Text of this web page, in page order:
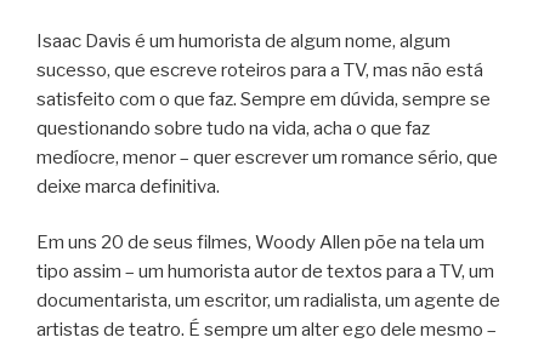
Isaac Davis é um humorista de algum nome, algum
sucesso, que escreve roteiros para a TV, mas não está
satisfeito com o que faz. Sempre em dúvida, sempre se
questionando sobre tudo na vida, acha o que faz
medíocre, menor – quer escrever um romance sério, que
deixe marca definitiva.
Em uns 20 de seus filmes, Woody Allen põe na tela um
tipo assim – um humorista autor de textos para a TV, um
documentarista, um escritor, um radialista, um agente de
artistas de teatro. É sempre um alter ego dele mesmo –